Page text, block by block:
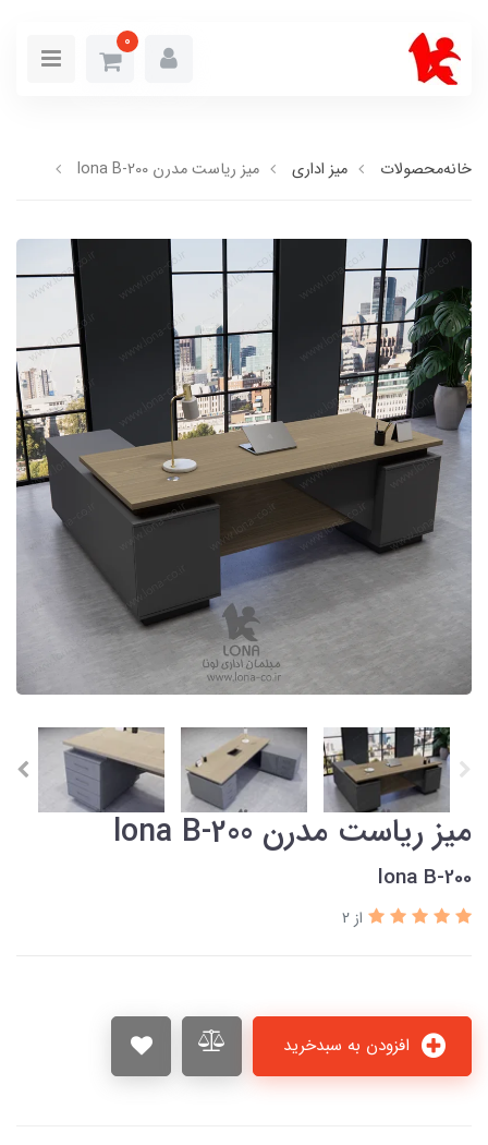
0
خانهمحصولات میز اداری میز ریاست مدرن lona B-200
میز ریاست مدرن lona B-200
lona B-200
از 2